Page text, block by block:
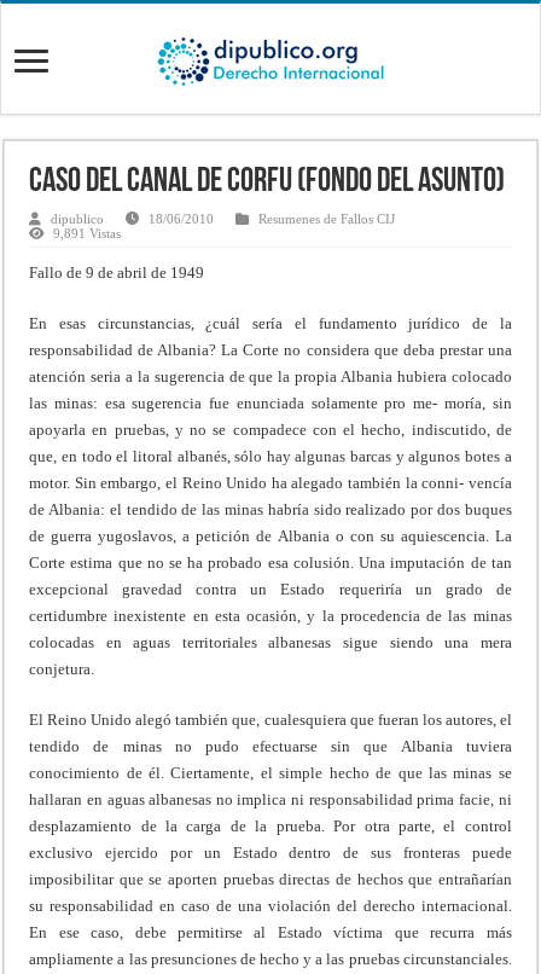
CASO DEL CANAL DE CORFU (FONDO DEL ASUNTO)
dipublico 18/06/2010
Resumenes de Fallos CIJ
9,891 Vistas
Fallo de 9 de abril de 1949
En esas circunstancias, ¿cuál sería el fundamento jurídico de la
responsabilidad de Albania? La Corte no considera que deba prestar una
atención seria a la sugerencia de que la propia Albania hubiera colocado
las minas: esa sugerencia fue enunciada solamente pro me- moría, sin
apoyarla en pruebas, y no se compadece con el hecho, indiscutido, de
que, en todo el litoral albanés, sólo hay algunas barcas y algunos botes a
motor. Sin embargo, el Reino Unido ha alegado también la conni- vencía
de Albania: el tendido de las minas habría sido realizado por dos buques
de guerra yugoslavos, a petición de Albania o con su aquiescencia. La
Corte estima que no se ha probado esa colusión. Una imputación de tan
excepcional gravedad contra un Estado requeriría un grado de
certidumbre inexistente en esta ocasión, y la procedencia de las minas
colocadas en aguas territoriales albanesas sigue siendo una mera
conjetura.
El Reino Unido alegó también que, cualesquiera que fueran los autores, el
tendido de minas no pudo efectuarse sin que Albania tuviera
conocimiento de él. Ciertamente, el simple hecho de que las minas se
hallaran en aguas albanesas no implica ni responsabilidad prima facie, ni
desplazamiento de la carga de la prueba. Por otra parte, el control
exclusivo ejercido por un Estado dentro de sus fronteras puede
imposibilitar que se aporten pruebas directas de hechos que entrañarían
su responsabilidad en caso de una violación del derecho internacional.
En ese caso, debe permitirse al Estado víctima que recurra más
ampliamente a las presunciones de hecho y a las pruebas circunstanciales.